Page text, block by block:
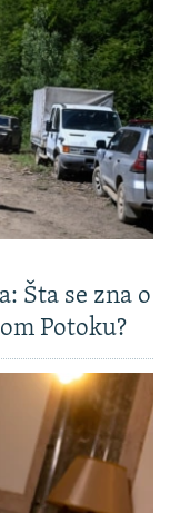
Šta se zna o
Potoku?